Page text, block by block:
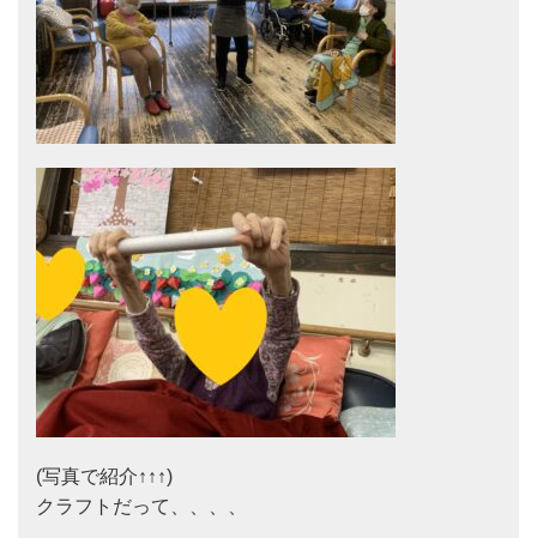
(写真で紹介↑↑↑)
クラフトだって、、、、